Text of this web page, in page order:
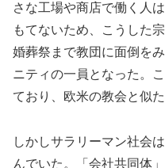
さな工場や商店で働く人
もてないため、こうした
婚葬祭まで教団に面倒を
ニティの一員となった。
ており、欧米の教会と似
しかしサラリーマン社会
んでいた。「会社共同体